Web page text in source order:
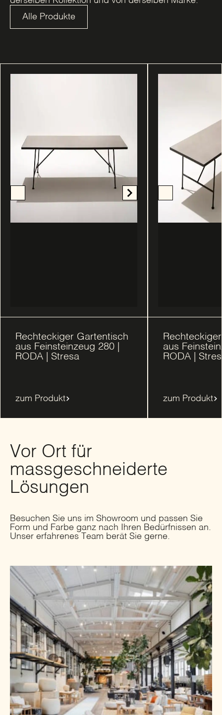
Alle Produkte
Rechteckiger Gartentisch
aus Feinsteinzeug 280 |
RODA | Stresa
zum Produkt
aus
RODA |
zum Produkt
Vor Ort für
massgeschneiderte
Lösungen
Besuchen Sie uns im Showroom und passen Sie
Form und Farbe ganz nach Ihren Bedürfnissen an.
Unser erfahrenes Team berät Sie gerne.